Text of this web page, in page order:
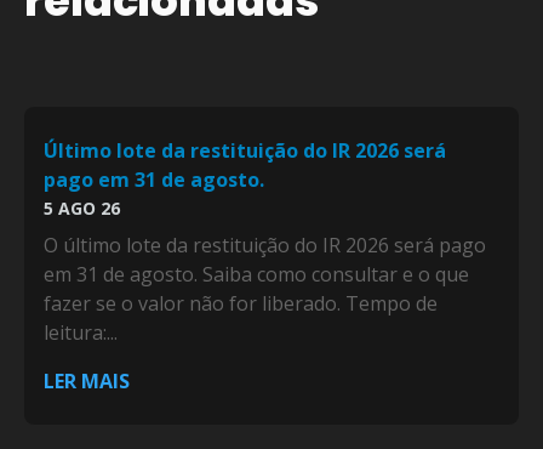
Último lote da restituição do IR 2026 será
pago em 31 de agosto.
5 AGO 26
O último lote da restituição do IR 2026 será pago
em 31 de agosto. Saiba como consultar e o que
fazer se o valor não for liberado. Tempo de
leitura:...
LER MAIS